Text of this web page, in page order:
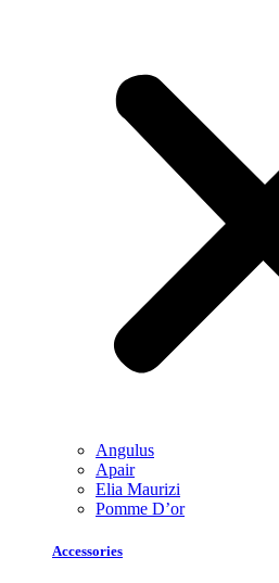
Angulus
Apair
Elia Maurizi
Pomme D’or
Accessories